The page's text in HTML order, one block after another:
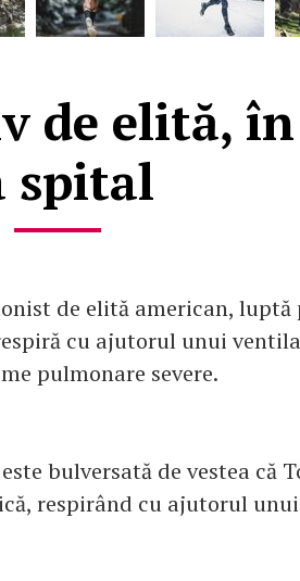
de elită,
spital
de elită american,
cu ajutorul unui
pulmonare severe.
bulversată de vestea că
respirând cu ajutorul